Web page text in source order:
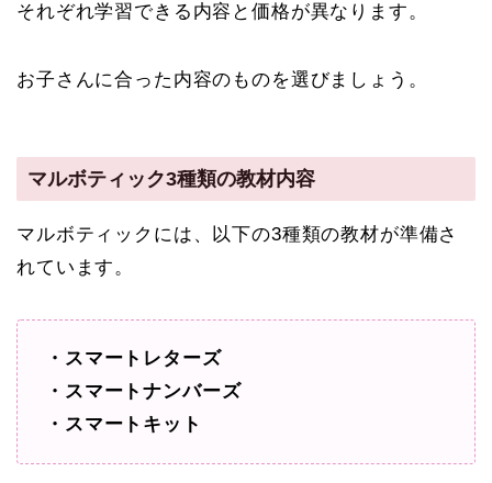
それぞれ学習できる内容と価格が異なります。
お子さんに合った内容のものを選びましょう。
マルボティック3種類の教材内容
マルボティックには、以下の3種類の教材が準備さ
れています。
・スマートレターズ
・スマートナンバーズ
・スマートキット